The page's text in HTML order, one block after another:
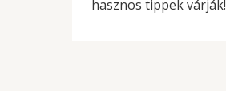
hasznos tippek várják!